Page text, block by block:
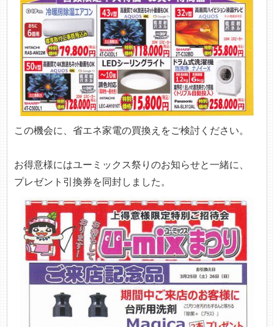
この機会に、省エネ家電の買換えをご検討ください。
お得意様にはユーミックス祭りのお知らせと一緒に、
プレゼント引換券を同封しました。